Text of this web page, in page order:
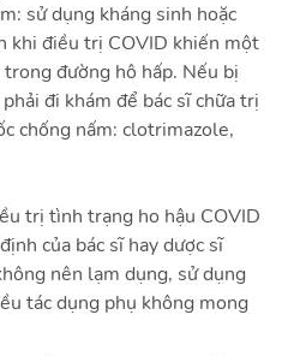
sử dụng kháng sinh hoặc
khi điều trị COVID khiến một
đường hô hấp. Nếu bị
đi khám để bác sĩ chữa trị
chống nấm: clotrimazole,
trị tình trạng ho hậu COVID
của bác sĩ hay dược sĩ
nên lạm dụng, sử dụng
tác dụng phụ không mong